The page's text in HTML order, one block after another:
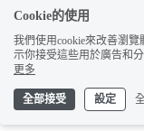
返回網站
Cookie的使用
我們使用cookie來改善瀏
示你接受這些用於廣告和
更多
全部接受 設定